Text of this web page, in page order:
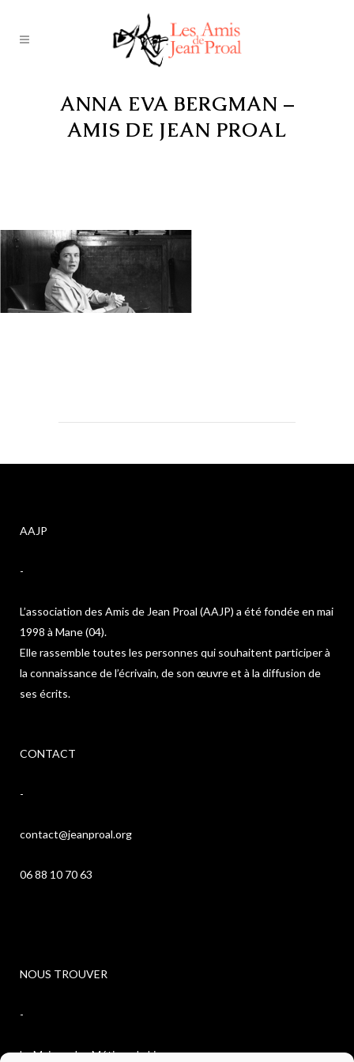
ANNA EVA BERGMAN –
AMIS DE JEAN PROAL
AAJP
-
L’association des Amis de Jean Proal (AAJP) a été fondée en mai
1998 à Mane (04).
Elle rassemble toutes les personnes qui souhaitent participer à
la connaissance de l’écrivain, de son œuvre et à la diffusion de
ses écrits.
CONTACT
-
contact@jeanproal.org
06 88 10 70 63
NOUS TROUVER
-
La Maison des Métiers du Livre